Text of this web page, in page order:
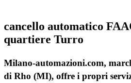
cancello automatico
quartiere Turro
Milano-automazioni.com,
di Rho (MI), offre i propri